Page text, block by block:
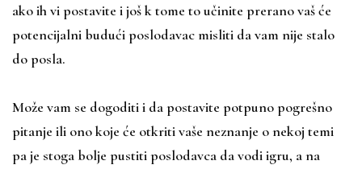
ako ih vi postavite i još k tome to učinite prerano vaš će
potencijalni budući poslodavac misliti da vam nije stalo
do posla.
Može vam se dogoditi i da postavite potpuno pogrešno
pitanje ili ono koje će otkriti vaše neznanje o nekoj temi
pa je stoga bolje pustiti poslodavca da vodi igru, a na